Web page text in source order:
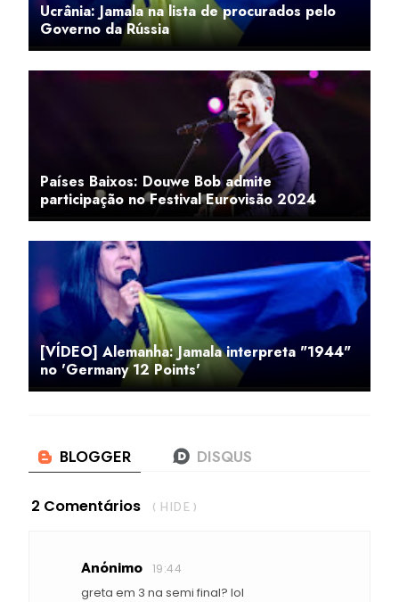
Ucrânia: Jamala na lista de procurados pelo
Governo da Rússia
Países Baixos: Douwe Bob admite
participação no Festival Eurovisão 2024
[VÍDEO] Alemanha: Jamala interpreta "1944"
no 'Germany 12 Points'
2 Comentários ( HIDE )
Anónimo 19:44
greta em 3 na semi final? lol